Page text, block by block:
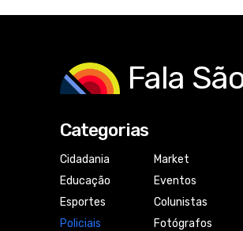
Fala
Categorias
Cidadania
Educação
Esportes
Policiais
Market
Eventos
Colunistas
Fotógrafos